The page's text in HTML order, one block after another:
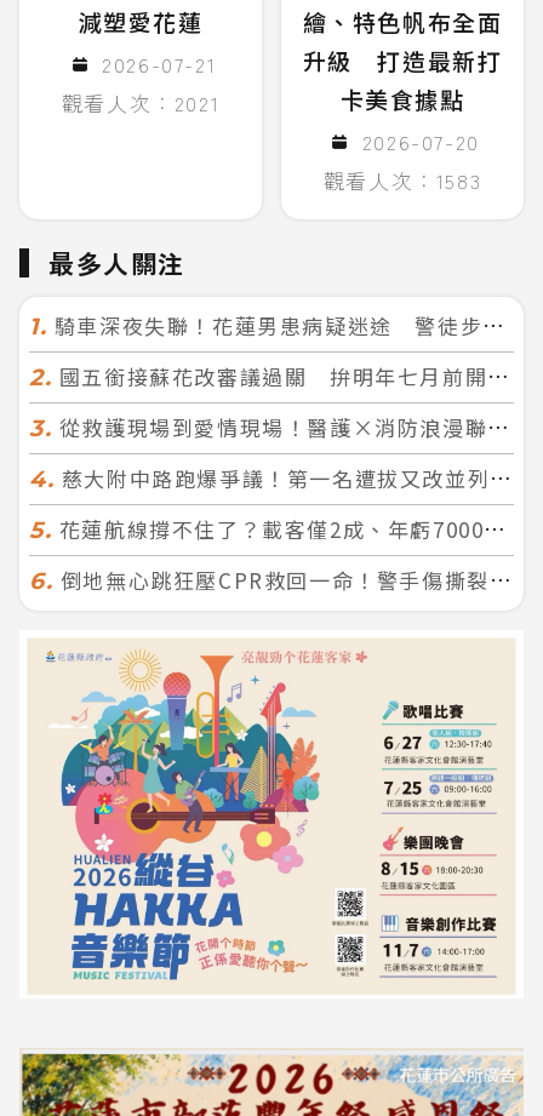
減塑愛花蓮
2026-07-21
觀看人次：2021
繪、特色帆布全面
升級 打造最新打
卡美食據點
2026-07-20
觀看人次：1583
最多人關注
1. 騎車深夜失聯！花蓮男患病疑迷途 警徒步百米急尋救回一命
2. 國五銜接蘇花改審議過關 拚明年七月前開工！台北花蓮2小時生活圈成形
3. 從救護現場到愛情現場！醫護×消防浪漫聯誼 32人配對成功5對
4. 慈大附中路跑爆爭議！第一名遭拔又改並列 家長怒：難以接受
5. 花蓮航線撐不住了？載客僅2成、年虧7000萬 華信喊：真的快飛不下去
6. 倒地無心跳狂壓CPR救回一命！警手傷撕裂仍不放手 竟救到藝人何篤霖哥哥